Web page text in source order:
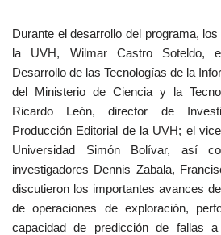
Durante el desarrollo del programa,
la UVH, Wilmar Castro Soteldo,
Desarrollo de las Tecnologías de la
del Ministerio de Ciencia y la
Ricardo León, director de
Producción Editorial de la UVH; el
Universidad Simón Bolívar, así
investigadores Dennis Zabala,
discutieron los importantes avances
de operaciones de exploración,
capacidad de predicción de fallas